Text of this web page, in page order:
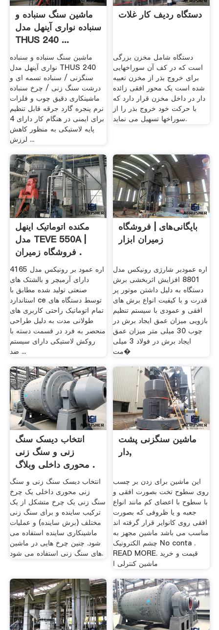
ماشین سنگ سنباده و
سنباده نواری آینهل مدل
THUS 240 ...
ماشین سنگ سنباده و سنباده
نواری آینهل مدل THUS 240
سنگزنی / سنباده تسمه ای و
درشت سنگ زنی / چرخ سنباده
ماشینکاری دقیق چوب و فلزات
نرم پنجره گارد جرقه قابل تنظیم
برای ایمنی در هنگام کار دارای 4
پایه لاستیکی به منظور کاهش
لرزش ...
دستگاه ردیف کار غلات
دستگاه شامل مخزن بزرگی
است که در کف آن سوراخهایی
برای خروج بذر از مخزن تعبیه
شده است یک محور افقی زائده
دار در داخل مخزن قرار دارد که
با حرکت خود خروج بذر را از
سوراخها تسهیل می نماید.
مکنده اتوماتیک اینهل
مدل TEVE 550A |
فروشگاه زمیران .
اره عمود بر رونیکس مدل 4165
دارای آرمیچر و بالشتک های
صنعتی تولید شده مطابق با
استاندارد ce توسط دستگاه های
تمام اتوماتیک راحتی کاربری های
طولانی مدت به دلیل طراحی
منحصر به فرد در قسمت دسته با
روکش لاستیکی دارای سیستم
ضد ...
بایگانی‌های | فروشگاه
زمیران ابزار
اره عمودبر شارژی رونیکس مدل
8801 افزایش اثربخشی برش
دستگاه به دلیل داشتن موتور پر
قدرت و با کیفیت انواع برش های
افقی و عمودی با سیستم تنظیم
بازویی میزان عمق ایجاد برش در
چوب 30 میلی متر میزان عمق
ایجاد برش در فولاد 3 میلی
مت�
انتخاب دیسک سنگ
زنی و سنگ زنی
محوری داخلی وبلاگ .
انتخاب دیسک سنگ زنی و سنگ
زنی محوری داخلی یک چرخ
سنگ زنی یک چرخ متشکل از یک
ترکیب ساینده و برای سنگ زنی
مختلف (برش ساینده) و عملیات
ماشینکاری ساینده استفاده می
شود. چنین چرخ هایی در ماشین
های سنگ زنی استفاده می شود.
ماشین سنگزنی پشت
دار,
این ماشین برای زدن بر چسب
روی سطوح تخت بصورت افقی و
با سطوح با اعضای کم مانند انواع
جعبه و یا ظروفی که بصورت
افقی روی کانوایر قرار گرفته اند
مناسب می باشد ماشین مجهز به
چشم الکترونیک No conta .
READ MORE. قیمت و خرید
ماشین کنترلی ا